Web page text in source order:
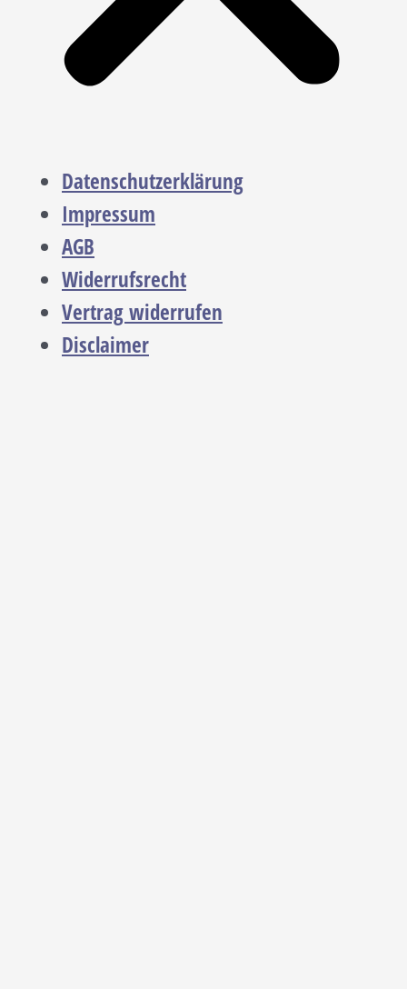
Datenschutzerklärung
Impressum
AGB
Widerrufsrecht
Vertrag widerrufen
Disclaimer